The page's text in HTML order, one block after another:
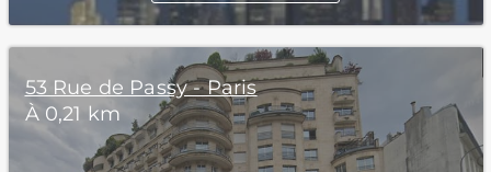
53 Rue de Passy - Paris
À 0,21 km